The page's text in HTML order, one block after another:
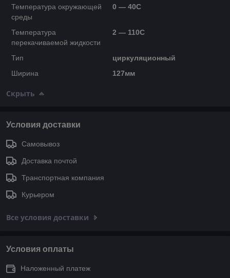
Температура окружающей
среды
0 — 40C
Температура
перекачиваемой жидкости
2 — 110C
Тип
циркуляционный
Ширина
127мм
Скрыть
Условия доставки
Самовывоз
Доставка почтой
Транспортная компания
Курьером
Все условия доставки
Условия оплаты
Наложенный платеж